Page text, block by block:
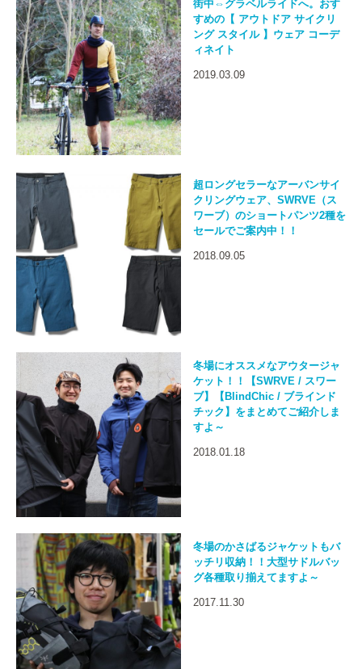
街中⇔グラベルライドへ。おす
すめの【 アウトドア サイクリ
ング スタイル 】ウェア コーデ
ィネイト
2019.03.09
超ロングセラーなアーバンサイ
クリングウェア、SWRVE（ス
ワーブ）のショートパンツ2種を
セールでご案内中！！
2018.09.05
冬場にオススメなアウタージャ
ケット！！【SWRVE / スワー
ブ】【BlindChic / ブラインド
チック】をまとめてご紹介しま
すよ～
2018.01.18
冬場のかさばるジャケットもバ
ッチリ収納！！大型サドルバッ
グ各種取り揃えてますよ～
2017.11.30